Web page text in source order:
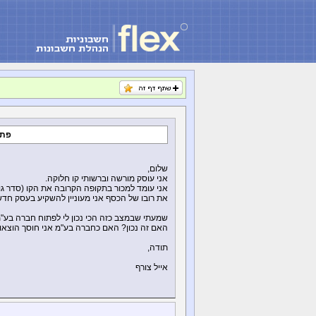
שלום,
אני עוסק מורשה וברשותי קו חלוקה.
אני עומד למכור בתקופה הקרובה את הקו (סדר גודל של כ
את רובו של הכסף אני מעוניין להשקיע בעסק
שמעתי שבמצב כזה הכי נכון לי לפתוח חברה
האם זה נכון? האם כחברה בע"מ אני חוסך
תודה,
אייל צורף